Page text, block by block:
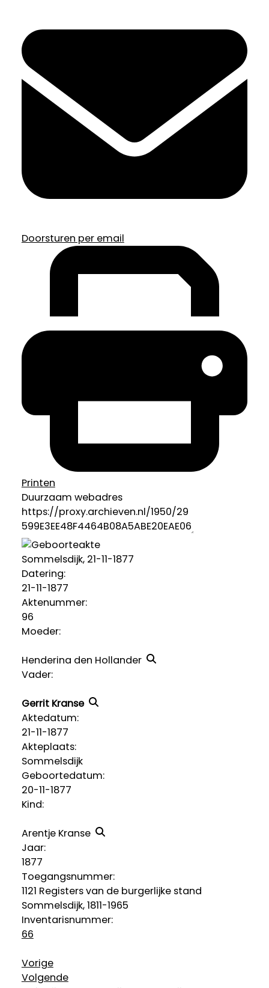
Doorsturen per email
Printen
Duurzaam webadres
Sommelsdijk, 21-11-1877
Datering:
21-11-1877
Aktenummer:
96
Moeder:
Henderina den Hollander
Vader:
Gerrit Kranse
Aktedatum:
21-11-1877
Akteplaats:
Sommelsdijk
Geboortedatum:
20-11-1877
Kind:
Arentje Kranse
Jaar:
1877
Toegangsnummer:
1121 Registers van de burgerlijke stand
Sommelsdijk, 1811-1965
Inventarisnummer:
66
Vorige
Volgende